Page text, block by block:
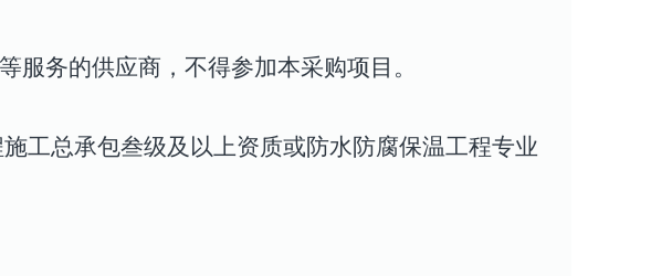
服务的供应商，不得参加本采购项目。
工总承包叁级及以上资质或防水防腐保温工程专业